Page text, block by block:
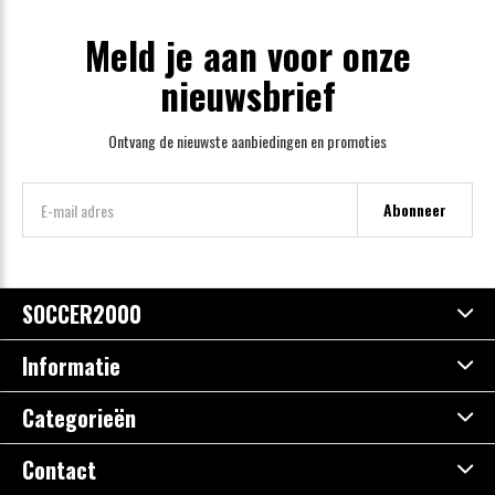
Meld je aan voor onze
nieuwsbrief
Ontvang de nieuwste aanbiedingen en promoties
Abonneer
SOCCER2000
Informatie
Categorieën
Contact